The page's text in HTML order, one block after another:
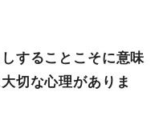
することこそに意味
切な心理がありま